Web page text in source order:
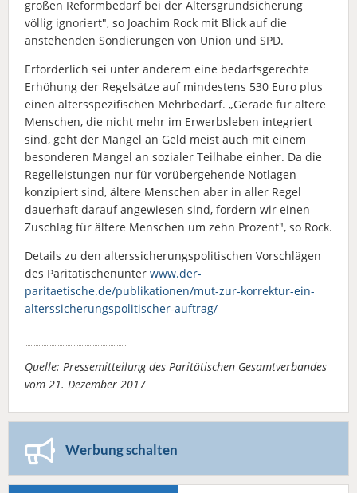
großen Reformbedarf bei der Altersgrundsicherung
völlig ignoriert", so Joachim Rock mit Blick auf die
anstehenden Sondierungen von Union und SPD.
Erforderlich sei unter anderem eine bedarfsgerechte
Erhöhung der Regelsätze auf mindestens 530 Euro plus
einen altersspezifischen Mehrbedarf. „Gerade für ältere
Menschen, die nicht mehr im Erwerbsleben integriert
sind, geht der Mangel an Geld meist auch mit einem
besonderen Mangel an sozialer Teilhabe einher. Da die
Regelleistungen nur für vorübergehende Notlagen
konzipiert sind, ältere Menschen aber in aller Regel
dauerhaft darauf angewiesen sind, fordern wir einen
Zuschlag für ältere Menschen um zehn Prozent", so Rock.
Details zu den alterssicherungspolitischen Vorschlägen
des Paritätischenunter www.der-
paritaetische.de/publikationen/mut-zur-korrektur-ein-
alterssicherungspolitischer-auftrag/
Quelle: Pressemitteilung des Paritätischen Gesamtverbandes
vom 21. Dezember 2017
Werbung schalten